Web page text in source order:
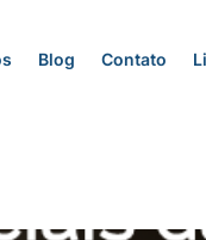
Blog Contato